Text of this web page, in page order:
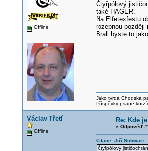
Offline
Čtyřpólový
také HAGER.
Na Elfetexfestu
rozepnou později
Brali byste to
Jako tvrdá Chodská
Příspěvky psané
Václav Třetí
Offline
Re: Kde
« Odpověď
Citace: Jiří Schwarz
Čtyřpólový